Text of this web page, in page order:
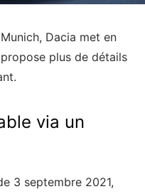
Dacia met en
plus de détails
via un
3 septembre 2021,